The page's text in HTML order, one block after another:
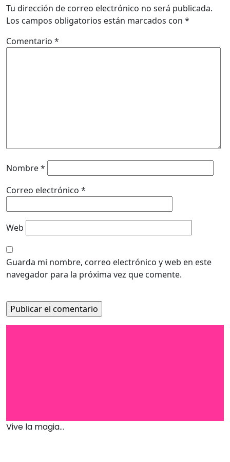
Tu dirección de correo electrónico no será publicada.
Los campos obligatorios están marcados con *
Comentario *
Nombre*
Correo electrónico *
Web
Guarda mi nombre, correo electrónico y web en este
navegador para la próxima vez que comente.
Vive la magia...